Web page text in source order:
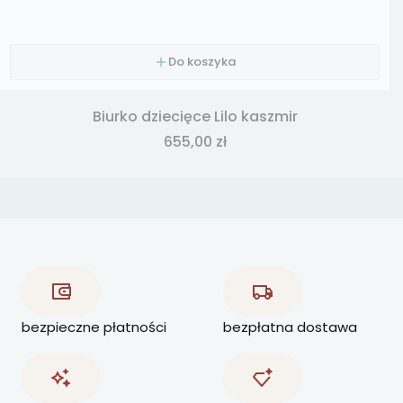
Do koszyka
Biurko dziecięce Lilo kaszmir
Cena
655,00 zł
bezpieczne płatności bezpłatna dostawa